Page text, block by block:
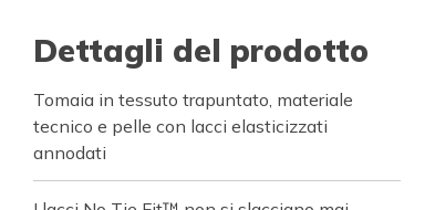
Dettagli del prodotto
Tomaia in tessuto trapuntato, materiale
tecnico e pelle con lacci elasticizzati
annodati